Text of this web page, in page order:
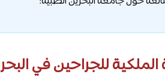
الملكية للجراحين في